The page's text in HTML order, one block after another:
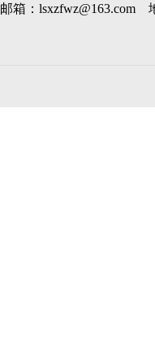
邮箱：lsxzfwz@163.com